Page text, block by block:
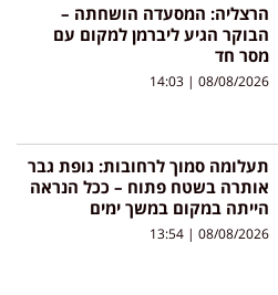
הרצליה: המסעדה הושחתה –
הבוקר הגיע ליברמן למקום עם
מסר חד
08/08/2026
תעלומה סמוך לרחובות: גופת גבר
אותרה בשטח פתוח – ככל הנראה
הייתה במקום במשך ימים
08/08/2026